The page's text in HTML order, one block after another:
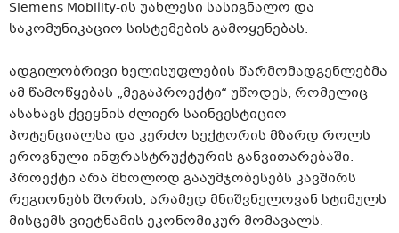
Siemens Mobility-ის უახლესი სასიგნალო და
საკომუნიკაციო სისტემების გამოყენებას.
ადგილობრივი ხელისუფლების წარმომადგენლებმა
ამ წამოწყებას „მეგაპროექტი“ უწოდეს, რომელიც
ასახავს ქვეყნის ძლიერ საინვესტიციო
პოტენციალსა და კერძო სექტორის მზარდ როლს
ეროვნული ინფრასტრუქტურის განვითარებაში.
პროექტი არა მხოლოდ გააუმჯობესებს კავშირს
რეგიონებს შორის, არამედ მნიშვნელოვან სტიმულს
მისცემს ვიეტნამის ეკონომიკურ მომავალს.